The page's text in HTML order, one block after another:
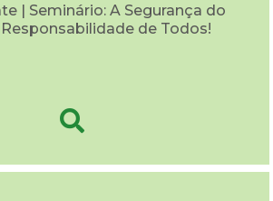
| Seminário: A Segurança do
de Todos!